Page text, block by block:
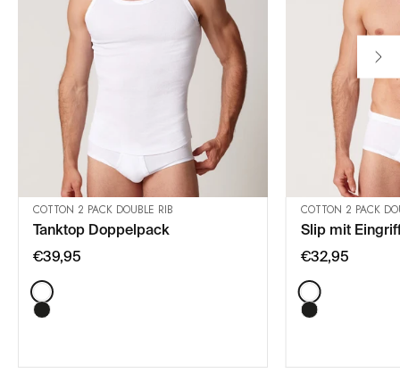
IN DEN WARENKORB
COTTON 2 PACK DOUBLE RIB
Tanktop Doppelpack
€39,95
Color:
IN
COTTON 2 PACK
Slip mit
€32,95
Color: